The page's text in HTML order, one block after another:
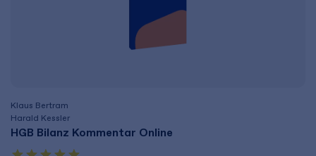
Klaus Bertram
Harald Kessler
HGB Bilanz Kommentar Online